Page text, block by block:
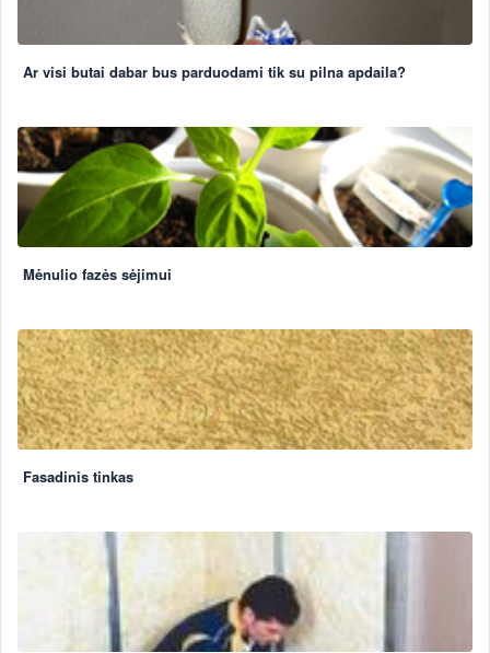
Ar visi butai dabar bus parduodami tik su pilna apdaila?
Mėnulio fazės sėjimui
Fasadinis tinkas